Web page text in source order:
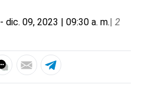
- dic. 09, 2023 | 09:30 a. m.| 2